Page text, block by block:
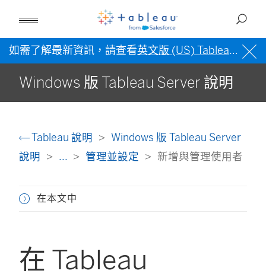
如需了解最新資訊，請查看英文版 (US) Tableau 說明
Windows 版 Tableau Server 說明
Tableau 說明
Windows 版 Tableau Server
說明
... 管理並設定 新增與管理使用者
在本文中
在 Tableau